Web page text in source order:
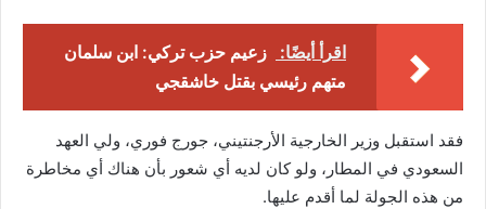
اقرأ أيضًا:
زعيم حزب تركي: ابن سلمان
متهم رئيسي بقتل خاشقجي
فقد استقبل وزير الخارجية الأرجنتيني، جورج فوري، ولي العهد
السعودي في المطار، ولو كان لديه أي شعور بأن هناك أي مخاطرة
من هذه الجولة لما أقدم عليها.